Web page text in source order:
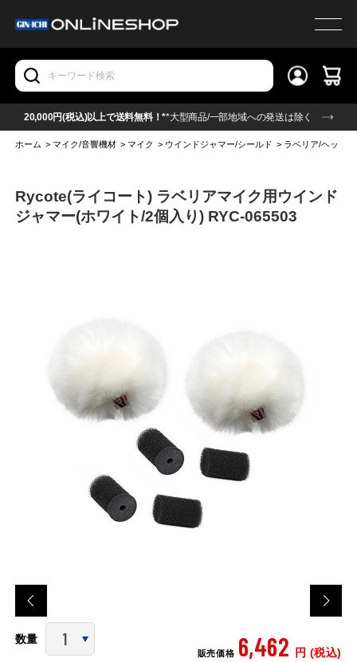
20,000円(税込)以上で送料無料！**大型商品/一部地域への発送は除く
ホーム >マイク/音響機材 >マイク > ウインドジャマー/シールド > ラベリア/ヘッド
Rycote(ライコート) ラベリアマイク用ウインド
ジャマー(ホワイト/2個入り) RYC-065503
数量
販売価格 6,462 円 (税込)